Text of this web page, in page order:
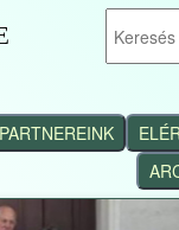
PARTNEREINK